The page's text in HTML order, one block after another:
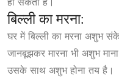
बिल्ली का मरना:
घर में बिल्ली का मरना अशुभ
जानबूझकर मारना भी अशुभ माना
उसके साथ अशुभ होना तय है।